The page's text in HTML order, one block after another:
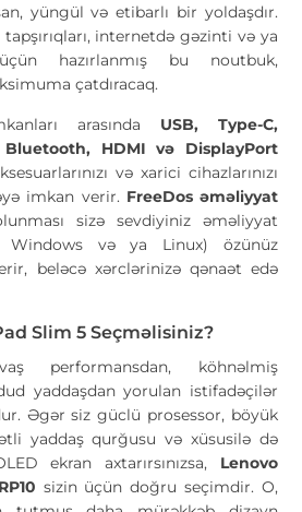
yüngül və etibarlı bir yoldaşdır.
internetdə gəzinti və ya
hazırlanmış bu noutbuk,
çatdıracaq.
arasında USB, Type-C,
HDMI və DisplayPort
və xarici cihazlarınızı
imkan verir. FreeDos əməliyyat
sizə sevdiyiniz əməliyyat
Windows və ya Linux) özünüz
beləcə xərclərinizə qənaət edə
Slim 5 Seçməlisiniz?
performansdan, köhnəlmiş
yaddaşdan yorulan istifadəçilər
Əgər siz güclü prosessor, böyük
yaddaş qurğusu və xüsusilə də
ekran axtarırsınızsa, Lenovo
sizin üçün doğru seçimdir. O,